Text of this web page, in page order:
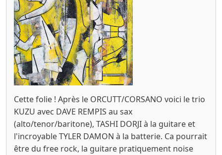
Cette folie ! Après le ORCUTT/CORSANO voici le trio
KUZU avec DAVE REMPIS au sax
(alto/tenor/baritone), TASHI DORJI à la guitare et
l'incroyable TYLER DAMON à la batterie. Ca pourrait
être du free rock, la guitare pratiquement noise